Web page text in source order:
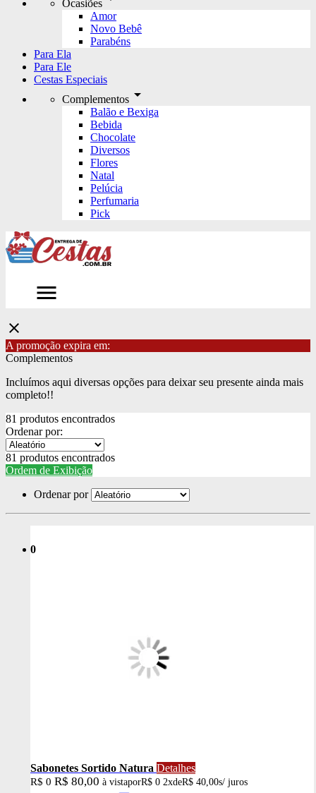
Ocasiões
Amor
Novo Bebê
Parabéns
Para Ela
Para Ele
Cestas Especiais
Complementos arrow_drop_down
Balão e Bexiga
Bebida
Chocolate
Diversos
Flores
Natal
Pelúcia
Perfumaria
Pick
menu
close
A promoção expira em:
Complementos
Incluímos aqui diversas opções para deixar seu presente ainda mais
completo!!
81 produtos encontrados
Ordenar por:
81 produtos encontrados
Ordem de Exibição
Ordenar por
0
Sabonetes Sortido Natura Detalhes
R$ 0 R$ 80,00 à vistaporR$ 0 2xdeR$ 40,00s/ juros